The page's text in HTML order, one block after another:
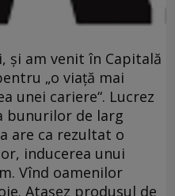
şi am venit în Capitală
„o viaţă mai
unei cariere“. Lucrez
bunurilor de larg
are ca rezultat o
inducerea unui
Vînd oamenilor
Ataşez produsul de